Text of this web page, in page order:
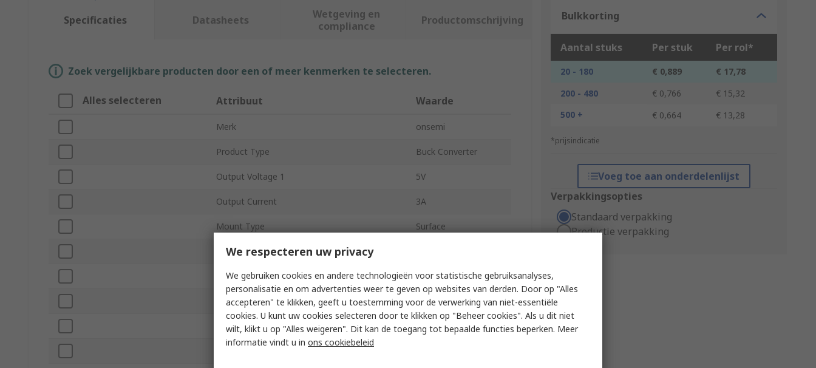
Bulkkorting
Aantal stuks Per stuk Per rol*
20 - 180 € 0,889
€ 17,78
200 - 480
€ 0,766
€ 15,32
500 +
€ 0,664 € 13,28
*prijsindicatie
Voeg toe aan onderdelenlijst
Verpakkingsopties
Standaard verpakking
Productie verpakking
Specificaties Datasheets
Wetgeving en
compliance
Productomschrijving
Zoek vergelijkbare producten door een of meer kenmerken te selecteren.
Alles selecteren Attribuut Waarde
Merk onsemi
Product Type Buck Converter
Output Voltage 1 5V
Output Current 3A
Mount Type Surface
Number of Outputs
Efficiency 90%
Maximum Operating Temperature 125°C
Minimum Operating Temperature -40°C
We respecteren uw privacy
We gebruiken cookies en andere technologieën voor statistische gebruiksanalyses,
personalisatie en om advertenties weer te geven op websites van derden. Door op "Alles
accepteren" te klikken, geeft u toestemming voor de verwerking van niet-essentiële
cookies. U kunt uw cookies selecteren door te klikken op "Beheer cookies". Als u dit niet
wilt, klikt u op "Alles weigeren". Dit kan de toegang tot bepaalde functies beperken. Meer
informatie vindt u in ons cookiebeleid